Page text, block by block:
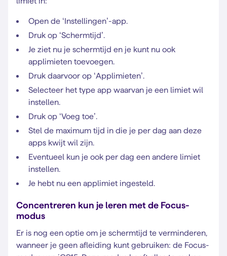
Open de ‘Instellingen’-app.
Druk op ‘Schermtijd’.
Je ziet nu je schermtijd en je kunt nu ook
applimieten toevoegen.
Druk daarvoor op ‘Applimieten’.
Selecteer het type app waarvan je een limiet wil
instellen.
Druk op ‘Voeg toe’.
Stel de maximum tijd in die je per dag aan deze
apps kwijt wil zijn.
Eventueel kun je ook per dag een andere limiet
instellen.
Je hebt nu een applimiet ingesteld.
Concentreren kun je leren met de Focus-
modus
Er is nog een optie om je schermtijd te verminderen,
wanneer je geen afleiding kunt gebruiken: de Focus-